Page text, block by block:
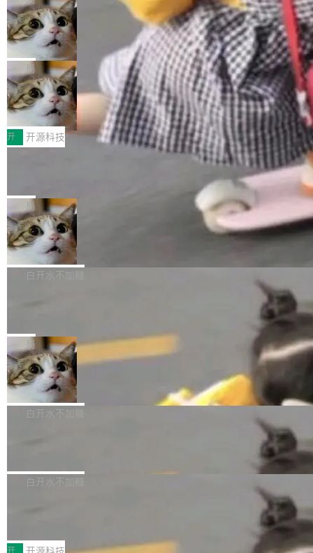
现实 过去两年，CIO们的焦虑清单上多了两项：
一是如何让大模型和智能体应用安全地从PoC走
向生产，二是如何让测试团队跟得上AI应用...
设置，如果用布尔值 + 可空字段来表示——bool
ean 表示是否可切换，nullable 的默认模式、浅
色方案、深色方案——会产生大量无意义的组
合。方案缺了、配置冲突了、全 null 了。要知道
哪些组合有效，作者说，你得靠"文档、校验、或
者部落知识"。 换个写法。Rust 的 enum，两个
变体：Switchable...
个"AI 知识库 + 聊天机器人"——每个大厂都在
做，没什么新鲜的。 但 Kenton Varda 在 Twitte
r 上把事情说清楚了： 今天我们发布了 Cloudfla
re OS，一个带连接器的聊天机器人，跟其他所
有科技公司做的一样。只不过，实际上它不一
样。这是 Sandstorm.io 的重制版，我十年前的
那个创业公司。不同的是，这次它构建在 Cloudf
lare Workers 上——我花了九年时间搭建的平台
——并且深度集成了 AI。这基本上是我十年秘密
Deno 团队开源 Celld，可自托管的分
布式 Durable Objects
Ryan Dahl 领导的 Deno 团队推出了最新开源项
目 Celld，一个能在自己机器上运行 Cloudflare
Workers 和 Durable Objects 的守护进程。 设
计思路很直接：每个对象是一个独立的 SQLite
数据库，按名称寻址，复制到你自己的 S3 兼容
存储库里。节点之间只通过这个存储库协调——
没有控制平面，没有共识协议。每个对象自带一
个小型数据库，应用天然按分片构建，单个数据
库的竞争和爆炸半径问题在设计层面就被消除
了。 闲置的 cell 会休眠到几乎不占资源。当 cel
l 迁移或唤醒时，新宿主从 S3 恢复 SQLite 数据
库继续执行。存储库是持久化的唯一真相...
局
鲁大师7月新机性能/流畅/AI榜：vivo夺
性能、流畅双第一，三星Galaxy Z系列
新折叠缺席
2026年7月的手机市场，由于存储等硬件成本暴
增，手机厂商的日子也不好过啊，新机速度明显
放缓，因此硝烟味淡了许多。新机参数规格除开
高价的三星折叠（三星Galaxy Z Fold8 Ultra / Z
Fold8 / Z Flip8）外，其余要么是中低端机器，
例如iQOO Z11i、REDMI Note 17、REDMI No
te 17 Pro、OPPO K15，要么是vivo X300 E这
样的次旗舰。 Galaxy Z Fold8 Ultra / Z Fold8 /
Z Flip8三款折叠屏新机均在7月22日发布，且全
部搭载骁龙8 Elite Gen5 for Galaxy，它们本该
开 开源科技
Zed 编辑器团队发布了新项目——DeltaDB，一
个在 git commit 之间记录每一次编辑操作的版
本控制系统。目前处于 Early Access 阶段。 De
ltaDB 的核心思路直接写在 landing page 最显
眼的位置：「Software is made between com
mits」——软件是在 commit 之间写出来的。git
是把这段空隙补上。 回退到任何一次编辑：Delt
aDB 捕获 commit 之间的每一次操作，...
局
SpaceXAI 单季资本开支达 183 亿美元
根据风险投资人Tomer Tunguz 博客（VC 分
析）披露的最新分析与第二季度业绩报告，Spac
微软同期总资本开支的四成。 与亚马逊、Alpha
bet、微软以及 Meta 等传统科技巨头相比，Spa
ceXAI的资金消耗速度尤为引人瞩目。然而，支
撑庞大支出的资金来源却呈现出截然不同的面
貌。数据显示，微软和 Meta 主要依托充沛的经
白开水不加糖
一个在终端里运行的编程 agent；Muse Spark
1.2，驱动这个 agent 的新模型。一句话概括：
你可以用 curl -fsSL https://dev.meta.ai/install.
sh | bash 安装一个能在大项目里自动规划、写
代码、验证结果的 AI 终端工具。 据介绍，Muse
个主 agent 循环，外加一组后台 agent。这些后
局
美团开源 LoHoSearch，用知识图谱校
准 AI 能力认知
机器出题的前提，是让机器拥有全局视野。整个
构建流程可以分为四个环节：建图 → 控制难度
白开水不加糖
库，并将作为transport接入Mooncake TENT。
MPComm将作为一种传输引擎接入Mooncake T
白开水不加糖
型案例入选名单》，深信服“面向企业研发场景的
开 开源科技